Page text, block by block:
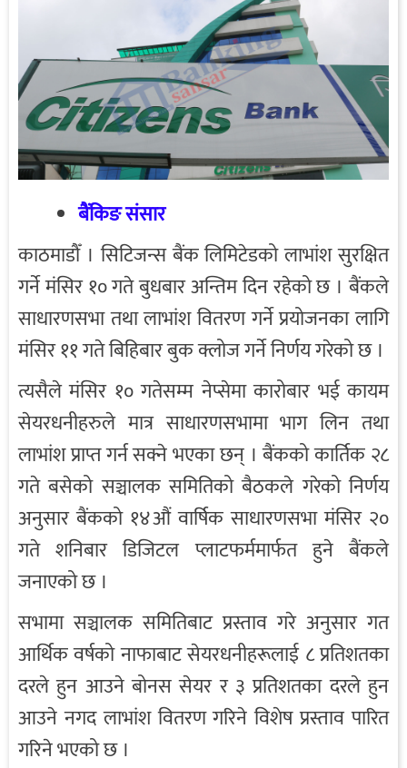
बैंकिङ संसार
काठमाडौँ । सिटिजन्स बैंक लिमिटेडको लाभांश सुरक्षित
गर्ने मंसिर १० गते बुधबार अन्तिम दिन रहेको छ । बैंकले
साधारणसभा तथा लाभांश वितरण गर्ने प्रयोजनका लागि
मंसिर ११ गते बिहिबार बुक क्लोज गर्ने निर्णय गरेको छ ।
त्यसैले मंसिर १० गतेसम्म नेप्सेमा कारोबार भई कायम
सेयरधनीहरुले मात्र साधारणसभामा भाग लिन तथा
लाभांश प्राप्त गर्न सक्ने भएका छन् । बैंकको कार्तिक २८
गते बसेको सञ्चालक समितिको बैठकले गरेको निर्णय
अनुसार बैंकको १४औं वार्षिक साधारणसभा मंसिर २०
गते शनिबार डिजिटल प्लाटफर्ममार्फत हुने बैंकले
जनाएको छ ।
सभामा सञ्चालक समितिबाट प्रस्ताव गरे अनुसार गत
आर्थिक वर्षको नाफाबाट सेयरधनीहरूलाई ८ प्रतिशतका
दरले हुन आउने बोनस सेयर र ३ प्रतिशतका दरले हुन
आउने नगद लाभांश वितरण गरिने विशेष प्रस्ताव पारित
गरिने भएको छ ।